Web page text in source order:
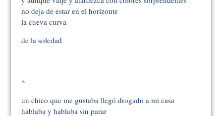
no deja de estar en el horizonte
la cueva curva
de la soledad
*
un chico que me gustaba llegó drogado a mi casa
hablaba y hablaba sin parar